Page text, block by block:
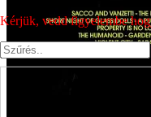
Kérjük, vedd figyelembe